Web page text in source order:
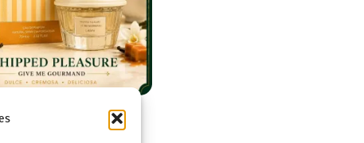
Pleasure